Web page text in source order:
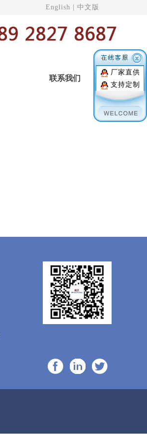
English 中文版
联系我们
厂家直供
支持定制